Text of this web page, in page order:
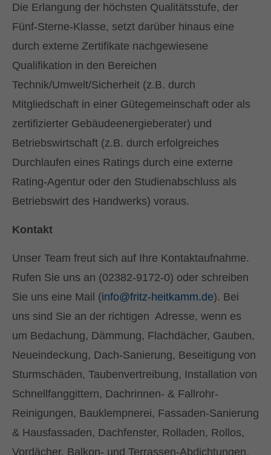
info@fritz-heitkamm.de
Die Erlangung der höchsten Qualitätsstufe, der
Fünf-Sterne-Klasse, setzt darüber hinaus eine
durch externe Zertifikate nachgewiesene
Qualifikation in den Bereichen
Technik/Umwelt/Sicherheit (z.B. durch
Mitgliedschaft in einer Gütegemeinschaft oder als
zertifizierter Gebäudeenergieberater) und
Betriebswirtschaft (z.B. durch erfolgreiches
Durchlaufen eines Ratings durch eine externe
Rating-Agentur oder den Studienabschluss als
Betriebswirt des Handwerks) voraus.
Kontakt
Unser Team freut sich auf Ihre Kontaktaufnahme.
Rufen Sie uns an (02382-9172-0) oder schreiben
Sie uns eine Mail (info@fritz-heitkamm.de). Bei
uns sind Sie an der richtigen Adresse, wenn es
um Bedachung, Dämmung, Flachdächer, Gauben,
Neueindeckung, Dach-Sanierung, Beseitigung von
Sturmschäden, Taubenvertreibung, Installation von
Schnellfanggittern, Dachrinnen- & Fallrohr-
Reinigungen, Bauklempnerei, Fassaden-Sanierung
& Hausfassaden, Dachfenster, Rolladen, Rollos,
Vordächer, Balkon- und Terrassen-Abdichtungen,